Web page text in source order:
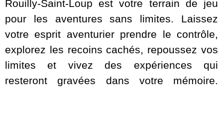
Rouilly-Saint-Loup est votre terrain de jeu
pour les aventures sans limites. Laissez
votre esprit aventurier prendre le contrôle,
explorez les recoins cachés, repoussez vos
limites et vivez des expériences qui
resteront gravées dans votre mémoire.